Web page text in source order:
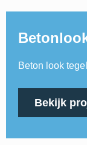
Beton look
Bekijk